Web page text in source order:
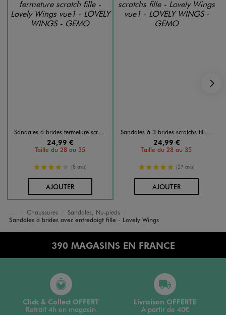
Sandales à brides fermeture scratch fille - Lovely Wings
24,99 €
Taille du 28 au 35
4/5 de moyenne
(8 avis)
AJOUTERAU PANIER
Sandales à 3 brides scratchs fille - Lovely Wings
24,99 €
Taille du 28 au 35
5/5 de moyenne
(27 avis)
AJOUTERAU PANIER
Accueil
Fille
Chaussures
Sandales, Nu-pieds
Sandales à brides avec entredoigt fille - Lovely Wings
390 MAGASINS EN FRANCE
Click & Collect OFFERT
Retrait 4h en magasin
Livraison OFFERTE
A partir de 40€